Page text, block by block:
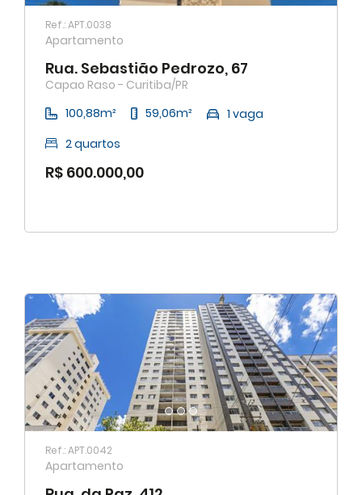
Ref.: APT.0038
Apartamento
Rua. Sebastião Pedrozo, 67
Capao Raso - Curitiba/PR
100,88m²
59,06m²
1 vaga
2 quartos
R$ 600.000,00
Ref.: APT.0042
Apartamento